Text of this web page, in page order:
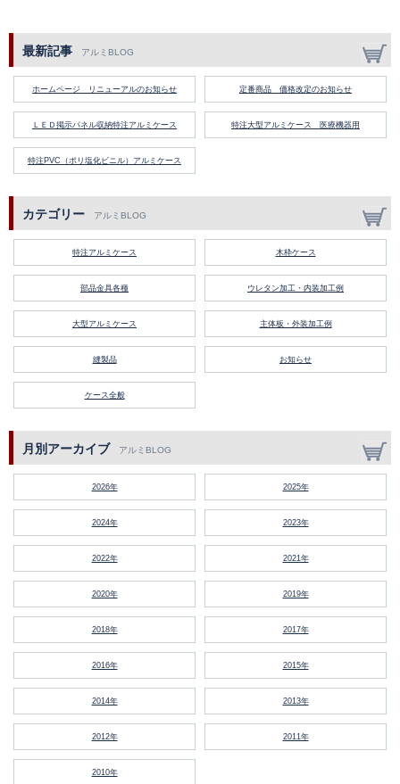
最新記事 アルミBLOG
ホームページ リニューアルのお知らせ 定番商品 価格改定のお知らせ
ＬＥＤ掲示パネル収納特注アルミケース 特注大型アルミケース 医療機器用
特注PVC（ポリ塩化ビニル）アルミケース
カテゴリー アルミBLOG
特注アルミケース 木枠ケース
部品金具各種 ウレタン加工・内装加工例
大型アルミケース 主体板・外装加工例
縫製品 お知らせ
ケース全般
月別アーカイブ アルミBLOG
2026年 2025年
2024年 2023年
2022年 2021年
2020年 2019年
2018年 2017年
2016年 2015年
2014年 2013年
2012年 2011年
2010年